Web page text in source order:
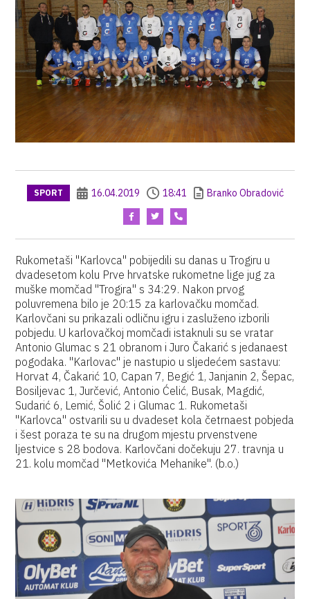
SPORT 16.04.2019 18:41 Branko Obradović
Rukometaši "Karlovca" pobijedili su danas u Trogiru u
dvadesetom kolu Prve hrvatske rukometne lige jug za
muške momčad "Trogira" s 34:29. Nakon prvog
poluvremena bilo je 20:15 za karlovačku momčad.
Karlovčani su prikazali odličnu igru i zasluženo izborili
pobjedu. U karlovačkoj momčadi istaknuli su se vratar
Antonio Glumac s 21 obranom i Juro Čakarić s jedanaest
pogodaka. "Karlovac" je nastupio u sljedećem sastavu:
Horvat 4, Čakarić 10, Capan 7, Begić 1, Janjanin 2, Šepac,
Bosiljevac 1, Jurčević, Antonio Ćelić, Busak, Magdić,
Sudarić 6, Lemić, Šolić 2 i Glumac 1. Rukometaši
"Karlovca" ostvarili su u dvadeset kola četrnaest pobjeda
i šest poraza te su na drugom mjestu prvenstvene
ljestvice s 28 bodova. Karlovčani dočekuju 27. travnja u
21. kolu momčad "Metkovića Mehanike". (b.o.)